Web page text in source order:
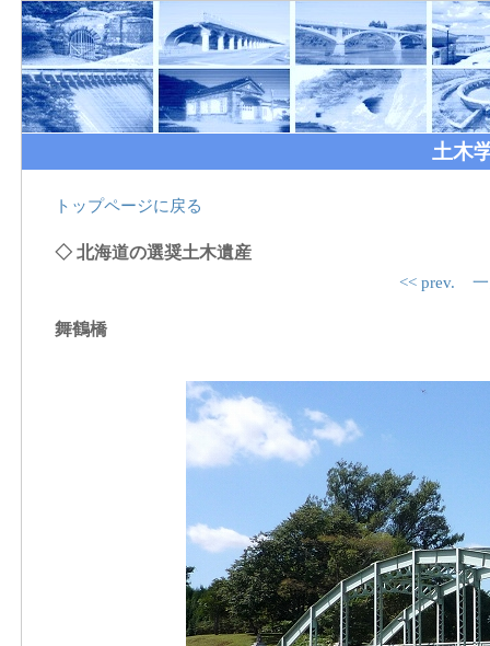
土木
トップページに戻る
◇ 北海道の選奨土木遺産
<< prev.
舞鶴橋